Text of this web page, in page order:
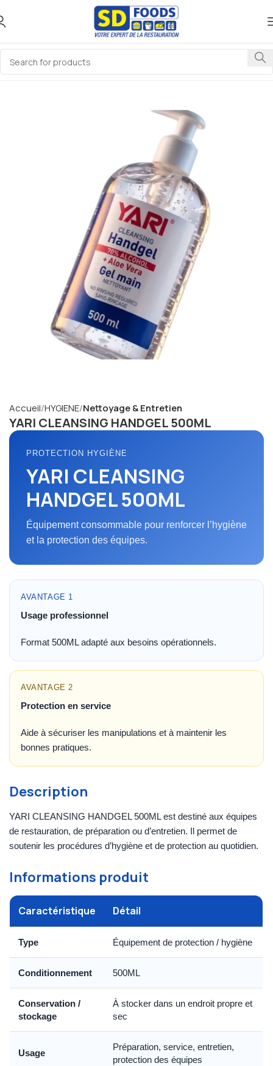
Accueil HYGIENE Nettoyage & Entretien
YARI CLEANSING HANDGEL 500ML
PROTECTION HYGIÈNE
YARI CLEANSING
HANDGEL 500ML
Équipement consommable pour renforcer l’hygiène
et la protection des équipes.
AVANTAGE 1
Usage professionnel
Format 500ML adapté aux besoins opérationnels.
AVANTAGE 2
Protection en service
Aide à sécuriser les manipulations et à maintenir les
bonnes pratiques.
Description
YARI CLEANSING HANDGEL 500ML est destiné aux équipes
de restauration, de préparation ou d’entretien. Il permet de
soutenir les procédures d’hygiène et de protection au quotidien.
Informations produit
Caractéristique Détail
Type Équipement de protection / hygiène
Conditionnement 500ML
Conservation /
stockage
À stocker dans un endroit propre et
sec
Usage
Préparation, service, entretien,
protection des équipes